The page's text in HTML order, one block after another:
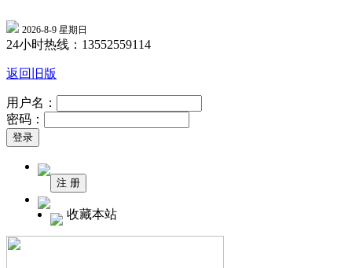
2026-8-9 星期日
24小时热线：13552559114
返回旧版
用户名：
密码：
收藏本站